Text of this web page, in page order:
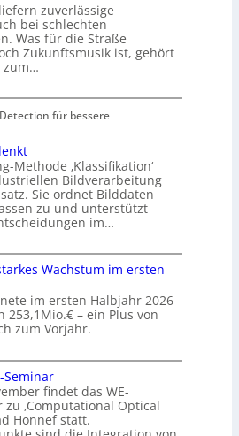
zuverlässige
bei schlechten
Was für die Straße
Zukunftsmusik ist, gehört
zum…
für bessere
Methode ‚Klassifikation‘
Bildverarbeitung
Sie ordnet Bilddaten
zu und unterstützt
im…
Wachstum im ersten
im ersten Halbjahr 2026
253,1Mio.€ – ein Plus von
zum Vorjahr.
Seminar
findet das WE-
zu ‚Computational Optical
Honnef statt.